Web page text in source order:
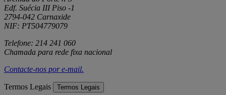
Edf. Suécia III Piso -1
2794-042 Carnaxide
NIF: PT504779079
Telefone: 214 241 060
Chamada para rede fixa nacional
Contacte-nos pore-mail.
Termos Legais Termos Legais